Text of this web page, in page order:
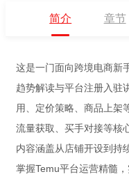
简介 章节
这是一门面向跨境电商新
趋势解读与平台注册入驻
用、定价策略、商品上架
流量获取、买手对接等核
内容涵盖从店铺开设到持
掌握Temu平台运营精髓